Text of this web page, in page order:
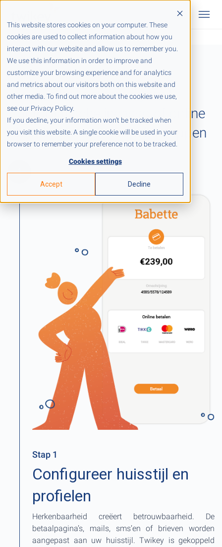
This website stores cookies on your computer. These
cookies are used to collect information about how you
interact with our website and allow us to remember you.
We use this information in order to improve and
customize your browsing experience and for analytics
and metrics about our visitors both on this website and
other media. To find out more about the cookies we use,
see our Privacy Policy.
If you decline, your information won’t be tracked when
you visit this website. A single cookie will be used in your
browser to remember your preference not to be tracked.
Cookies settings
Accept Decline
Hoe werkt het
Start eenvoudig met
automatische incasso of online
betalingen in 5 simpele stappen
1
Stap 1
Configureer huisstijl en
profielen
Herkenbaarheid creëert betrouwbaarheid. De
betaalpagina’s, mails, sms’en of brieven worden
aangepast aan uw huisstijl. Twikey is gekoppeld